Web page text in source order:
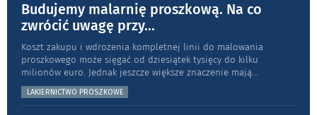
Budujemy malarnię proszkową. Na co
zwrócić uwagę przy...
Koszt zakupu i wdrożenia kompletnej linii do malowania
proszkowego może sięgać od dziesiątek tysięcy do kilku
milionów euro. Jednak jeszcze większe znaczenie mają...
LAKIERNICTWO PROSZKOWE